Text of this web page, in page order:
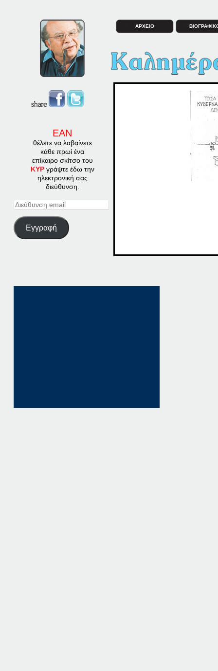
ΕΑΝ
θέλετε να λαβαίνετε
κάθε πρωί ένα
επίκαιρο σκίτσο του
ΚΥΡγράψτε έδω την
ηλεκτρονική σας
διεύθυνση.
Διεύθυνση
Εγγραφή
ΑΡΧΕΙΟ